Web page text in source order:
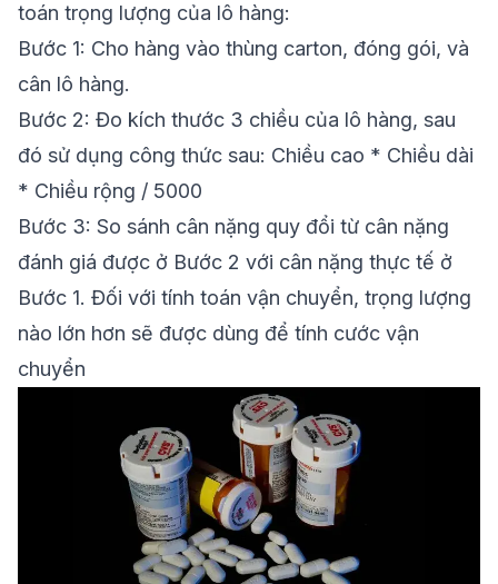
toán trọng lượng của lô hàng:
Bước 1: Cho hàng vào thùng carton, đóng gói, và
cân lô hàng.
Bước 2: Đo kích thước 3 chiều của lô hàng, sau
đó sử dụng công thức sau: Chiều cao * Chiều dài
* Chiều rộng / 5000
Bước 3: So sánh cân nặng quy đổi từ cân nặng
đánh giá được ở Bước 2 với cân nặng thực tế ở
Bước 1. Đối với tính toán vận chuyển, trọng lượng
nào lớn hơn sẽ được dùng để tính cước vận
chuyển